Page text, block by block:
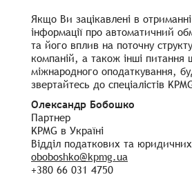
Якщо Ви зацікавлені в
інформації про автоматичний
та його вплив на поточну
компаній, а також інші питання
міжнародного оподаткування,
звертайтесь до спеціалістів
Олександр Бобошко
Партнер
KPMG в Україні
Відділ податкових та
oboboshko@kpmg.ua
+380 66 031 4750